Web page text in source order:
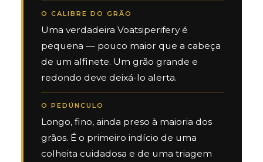
O CALIBRE DO GRÃO
Uma verdadeira Voatsiperifery é
pequena — pouco maior que a cabeça
de um alfinete. Um grão grande e
redondo deve deixá-lo alerta.
O PEDÚNCULO
Longo, fino, ainda preso à maioria dos
grãos. É o primeiro indício de uma
colheita cuidadosa e de uma triagem